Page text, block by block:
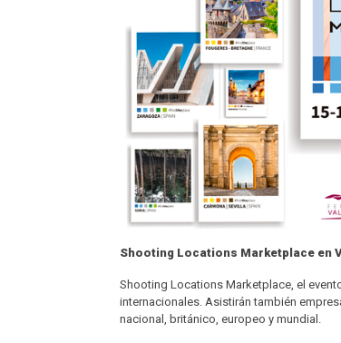
Shooting Locations Marketplace en
Shooting Locations Marketplace, el
internacionales. Asistirán también
nacional, británico, europeo y mundial.